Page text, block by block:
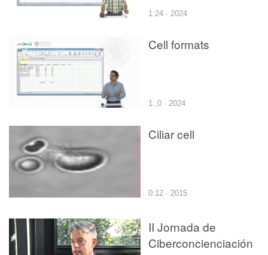
1:24 · 2024
Cell formats
1:,0 · 2024
Ciliar cell
0:12 · 2015
II Jornada de
Ciberconcienciación